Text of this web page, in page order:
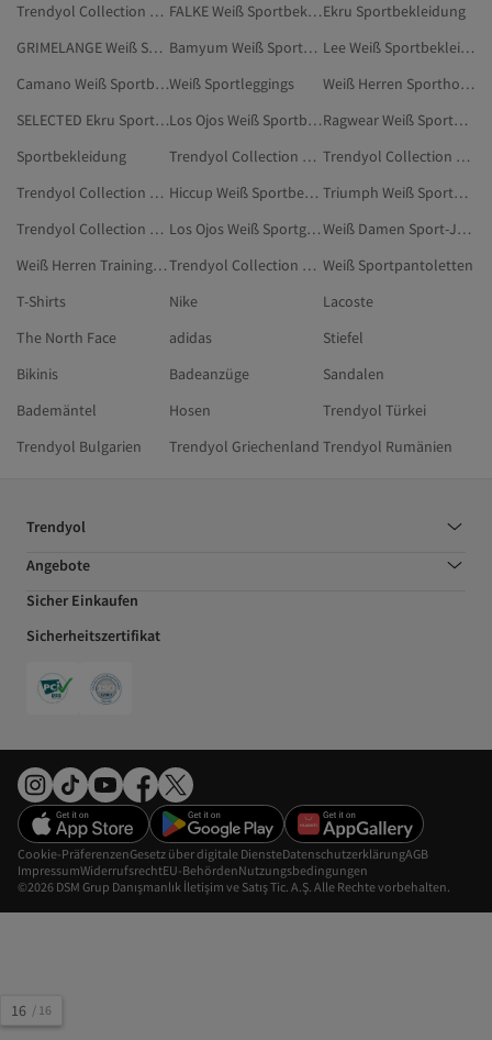
16 / 16
Trendyol Collection Herren Sportbekleidung
FALKE Weiß SportbekleidungEkru Sportbekleidung
GRIMELANGE Weiß Sportbekleidung
Bamyum Weiß Sportbekleidung
Lee Weiß Sportbekleidung
Camano Weiß SportbekleidungWeiß Sportleggings
Weiß Herren Sporthosen
SELECTED Ekru Sportbekleidung
Los Ojos Weiß Sportbekleidung
Ragwear Weiß Sportbekleidung
Sportbekleidung
Trendyol Collection Sporthosen
Trendyol Collection Weiß Sportsocken
Trendyol Collection Weiß Sport & Outdoors
Hiccup Weiß Sportbekleidung
Triumph Weiß Sportbekleidung
Trendyol Collection Beige Trainingsanzug-Sets
Los Ojos Weiß Sportgeräte
Weiß Damen Sport-Jogginghosen
Weiß Herren Trainingsanzüge
Trendyol Collection Damen Sporthosen Weiß Sportpantoletten
T-Shirts
Nike
Lacoste
The North Face
adidas
Stiefel
Bikinis
Badeanzüge
Sandalen
Bademäntel
Hosen
Trendyol Türkei
Trendyol Bulgarien
Trendyol Griechenland Trendyol Rumänien
Trendyol
Angebote
Sicher Einkaufen
Sicherheitszertifikat
©2026 DSM Grup Danışmanlık İletişim ve Satış Tic. A.Ş. Alle Rechte vorbehalten.
Cookie-PräferenzenGesetz über digitale DiensteDatenschutzerklärungAGB
ImpressumWiderrufsrechtEU-BehördenNutzungsbedingungen